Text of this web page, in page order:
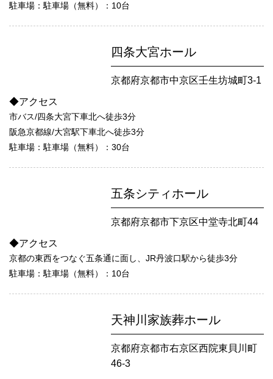
駐車場：駐車場（無料）：10台
四条大宮ホール
京都府京都市中京区壬生坊城町3-1
◆アクセス
市バス/四条大宮下車北へ徒歩3分
阪急京都線/大宮駅下車北へ徒歩3分
駐車場：駐車場（無料）：30台
五条シティホール
京都府京都市下京区中堂寺北町44
◆アクセス
京都の東西をつなぐ五条通に面し、JR丹波口駅から徒歩3分
駐車場：駐車場（無料）：10台
天神川家族葬ホール
京都府京都市右京区西院東貝川町
46-3